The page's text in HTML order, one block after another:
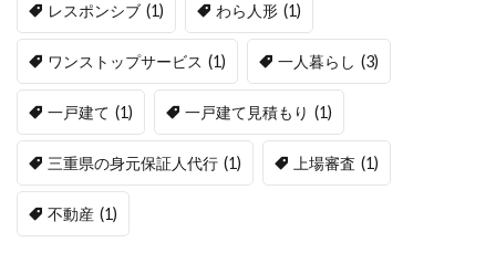
レスポンシブ (1) わら人形 (1)
ワンストップサービス (1) 一人暮らし (3)
一戸建て (1) 一戸建て見積もり (1)
三重県の身元保証人代行 (1) 上場審査 (1)
不動産 (1)